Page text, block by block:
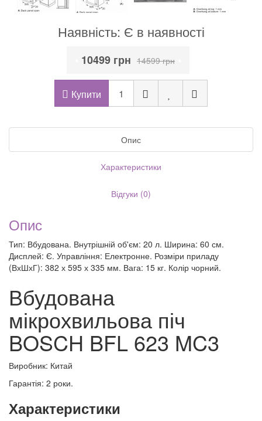
Наявність: Є в наявності
10499 грн 14599 грн
Купити
Опис
Характеристики
Відгуки (0)
Опис
Тип: Вбудована. Внутрішній об'єм: 20 л. Ширина: 60 см.
Дисплей: Є. Управління: Електронне. Розміри приладу
(ВхШхГ): 382 х 595 х 335 мм. Вага: 15 кг. Колір чорний.
Вбудована
мікрохвильова піч
BOSCH BFL 623 MC3
Виробник: Китай
Гарантія: 2 роки.
Характеристики